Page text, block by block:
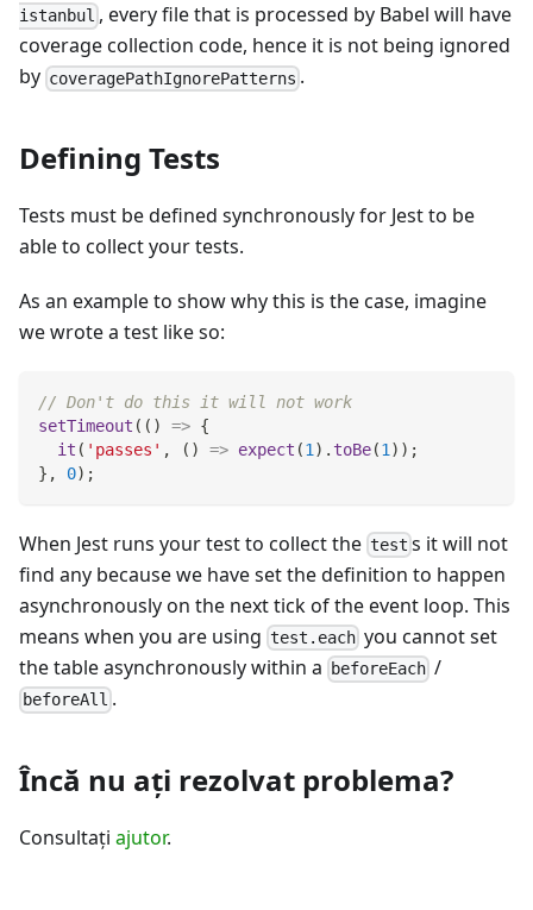
istanbul , every file that is processed by Babel will have
coverage collection code, hence it is not being ignored
by coveragePathIgnorePatterns .
Defining Tests
Tests must be defined synchronously for Jest to be
able to collect your tests.
As an example to show why this is the case, imagine
we wrote a test like so:
// Don't do this it will not work
setTimeout ( ( ) => {
it ( 'passes' , ( ) => expect (1 ) . toBe(1 ) ) ;
} , 0) ;
When Jest runs your test to collect the test s it will not
find any because we have set the definition to happen
asynchronously on the next tick of the event loop. This
means when you are using test.each you cannot set
the table asynchronously within a
beforeEach /
beforeAll .
Încă nu ați rezolvat problema?
Consultaţi ajutor.